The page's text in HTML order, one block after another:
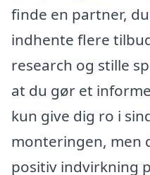
finde en partner,
indhente flere
research og stille
at du gør et
kun give dig ro i
monteringen, men
positiv indvirkning